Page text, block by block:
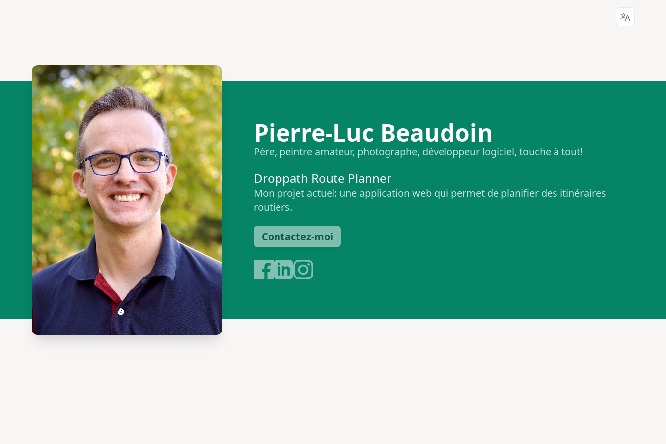
Languages
Pierre-Luc Beaudoin
Père, peintre amateur, photographe, développeur logiciel, touche à tout!
Droppath Route Planner
Mon projet actuel: une application web qui permet de planifier des itinéraires
routiers.
Contactez-moi